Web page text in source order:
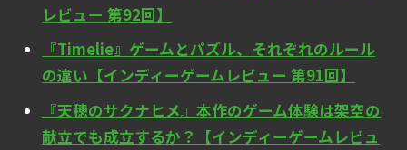
レビュー 第92回】
『Timelie』ゲームとパズル、それぞれのルール
の違い【インディーゲームレビュー 第91回】
『天穂のサクナヒメ』本作のゲーム体験は架空の
献立でも成立するか？【インディーゲームレビュ